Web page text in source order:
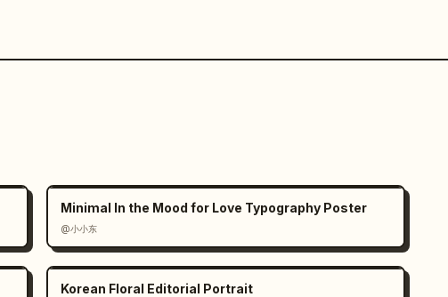
Minimal In the Mood for Love Typography Poster
@小小东
Korean Floral Editorial Portrait